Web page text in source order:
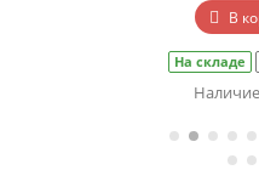
В
На складе